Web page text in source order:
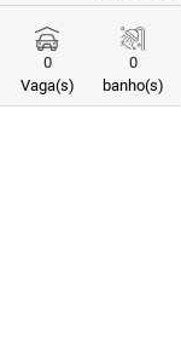
0
Vaga(s)
0
banho(s)